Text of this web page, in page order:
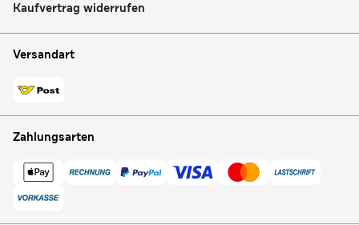
Kaufvertrag widerrufen
Versandart
Zahlungsarten